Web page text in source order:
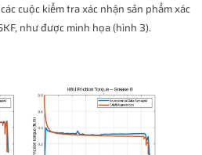
cuộc kiểm tra xác nhận sản phẩm xác
như được minh họa (hình 3).